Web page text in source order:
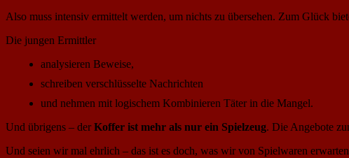
Also muss intensiv ermittelt werden, um nichts zu übersehen. Zum Glück
Die jungen Ermittler
analysieren Beweise,
schreiben verschlüsselte Nachrichten
und nehmen mit logischem Kombinieren Täter in die Mangel.
Und übrigens – der Koffer ist mehr als nur ein Spielzeug. Die Angebote
Und seien wir mal ehrlich – das ist es doch, was wir von Spielwaren